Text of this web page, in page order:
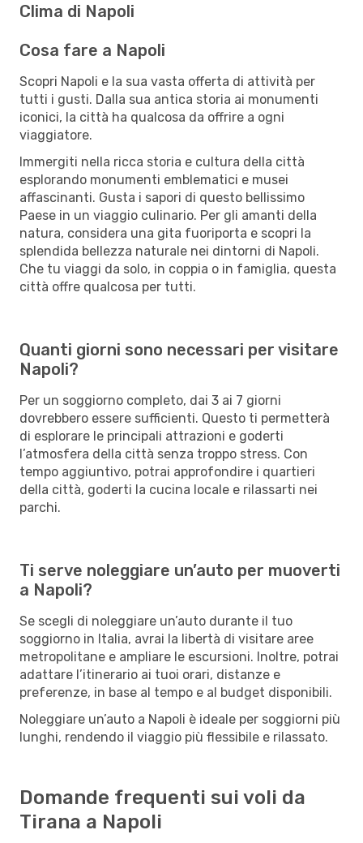
Clima di Napoli
Cosa fare a Napoli
Scopri Napoli e la sua vasta offerta di attività per
tutti i gusti. Dalla sua antica storia ai monumenti
iconici, la città ha qualcosa da offrire a ogni
viaggiatore.
Immergiti nella ricca storia e cultura della città
esplorando monumenti emblematici e musei
affascinanti. Gusta i sapori di questo bellissimo
Paese in un viaggio culinario. Per gli amanti della
natura, considera una gita fuoriporta e scopri la
splendida bellezza naturale nei dintorni di Napoli.
Che tu viaggi da solo, in coppia o in famiglia, questa
città offre qualcosa per tutti.
Quanti giorni sono necessari per visitare
Napoli?
Per un soggiorno completo, dai 3 ai 7 giorni
dovrebbero essere sufficienti. Questo ti permetterà
di esplorare le principali attrazioni e goderti
l’atmosfera della città senza troppo stress. Con
tempo aggiuntivo, potrai approfondire i quartieri
della città, goderti la cucina locale e rilassarti nei
parchi.
Ti serve noleggiare un’auto per muoverti
a Napoli?
Se scegli di noleggiare un’auto durante il tuo
soggiorno in Italia, avrai la libertà di visitare aree
metropolitane e ampliare le escursioni. Inoltre, potrai
adattare l’itinerario ai tuoi orari, distanze e
preferenze, in base al tempo e al budget disponibili.
Noleggiare un’auto a Napoli è ideale per soggiorni più
lunghi, rendendo il viaggio più flessibile e rilassato.
Domande frequenti sui voli da
Tirana a Napoli